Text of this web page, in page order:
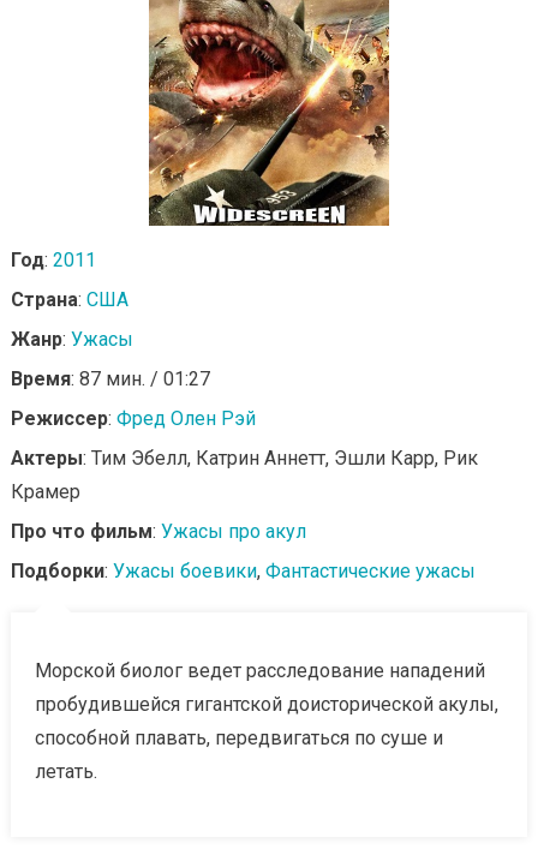
Год: 2011
Страна: США
Жанр: Ужасы
Время: 87 мин. / 01:27
Режиссер: Фред Олен Рэй
Актеры: Тим Эбелл, Катрин Аннетт, Эшли Карр, Рик
Крамер
Про что фильм: Ужасы про акул
Подборки: Ужасы боевики, Фантастические ужасы
Морской биолог ведет расследование нападений
пробудившейся гигантской доисторической акулы,
способной плавать, передвигаться по суше и
летать.